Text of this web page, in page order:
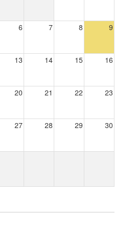
6 7 8 9
13 14 15 16
20 21 22 23
27 28 29 30